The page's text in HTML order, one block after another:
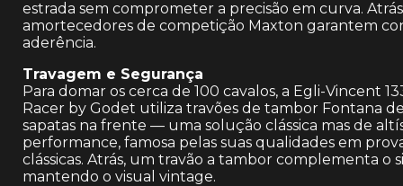
estrada sem comprometer a precisão em curva.
amortecedores de competição Maxton garantem
aderência.
Travagem e Segurança
Para domar os cerca de 100 cavalos, a Egli-Vincent
Racer by Godet utiliza travões de tambor Fontana
sapatas na frente — uma solução clássica mas de
performance, famosa pelas suas qualidades em
clássicas. Atrás, um travão a tambor complementa o
mantendo o visual vintage.